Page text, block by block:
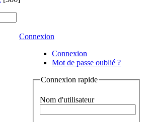
Connexion
Connexion
Mot de passe oublié ?
Connexion rapide
Nom d'utilisateur